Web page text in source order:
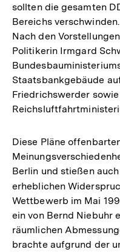
sollten die gesamten
Bereichs
Nach den
Politikerin Irmgard
Staatsbankgebäude
Friedrichswerder
Diese Pläne
Berlin und stießen
erheblichen
Wettbewerb im Mai
ein von Bernd Niebuhr
räumlichen
brachte aufgrund der